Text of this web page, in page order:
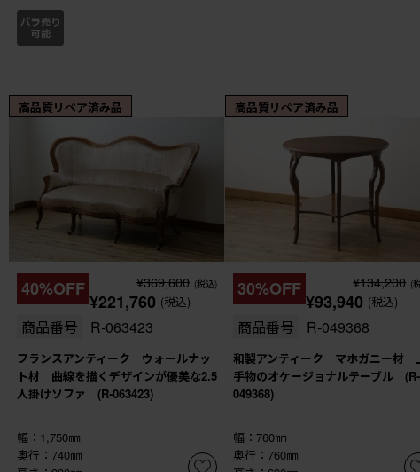
高品質リペア済み品
40%OFF ¥369,600 (税込)
¥221,760 (税込)
商品番号 R-063423
フランスアンティーク ウォールナッ
ト材 曲線を描くデザインが優美な2.5
人掛けソファ (R-063423)
幅：1,750㎜
奥行：740㎜
高品質リペア済み品
30%OFF ¥134,200 (
¥93,940 (税込)
商品番号 R-049368
和製アンティーク マホガニー材
手物のオケージョナルテーブル (R-
049368)
幅：760㎜
奥行：760㎜